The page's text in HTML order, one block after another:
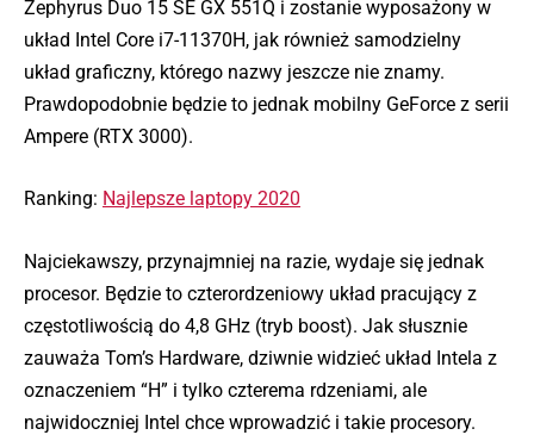
Zephyrus Duo 15 SE GX 551Q i zostanie wyposażony w
układ Intel Core i7-11370H, jak również samodzielny
układ graficzny, którego nazwy jeszcze nie znamy.
Prawdopodobnie będzie to jednak mobilny GeForce z serii
Ampere (RTX 3000).
Ranking: Najlepsze laptopy 2020
Najciekawszy, przynajmniej na razie, wydaje się jednak
procesor. Będzie to czterordzeniowy układ pracujący z
częstotliwością do 4,8 GHz (tryb boost). Jak słusznie
zauważa Tom’s Hardware, dziwnie widzieć układ Intela z
oznaczeniem “H” i tylko czterema rdzeniami, ale
najwidoczniej Intel chce wprowadzić i takie procesory.